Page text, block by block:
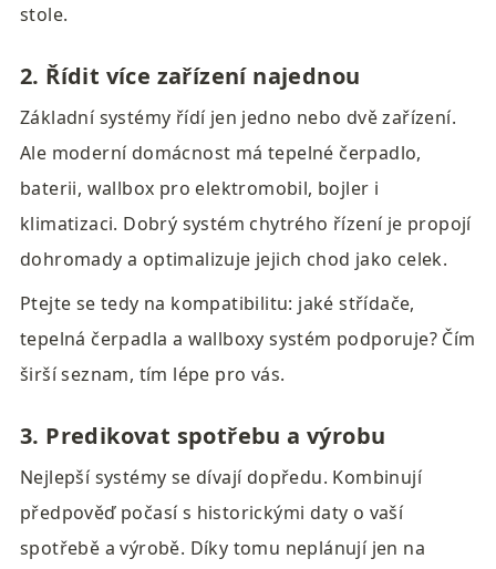
stole.
2. Řídit více zařízení najednou
Základní systémy řídí jen jedno nebo dvě zařízení.
Ale moderní domácnost má tepelné čerpadlo,
baterii, wallbox pro elektromobil, bojler i
klimatizaci. Dobrý systém chytrého řízení je propojí
dohromady a optimalizuje jejich chod jako celek.
Ptejte se tedy na kompatibilitu: jaké střídače,
tepelná čerpadla a wallboxy systém podporuje? Čím
širší seznam, tím lépe pro vás.
3. Predikovat spotřebu a výrobu
Nejlepší systémy se dívají dopředu. Kombinují
předpověď počasí s historickými daty o vaší
spotřebě a výrobě. Díky tomu neplánují jen na